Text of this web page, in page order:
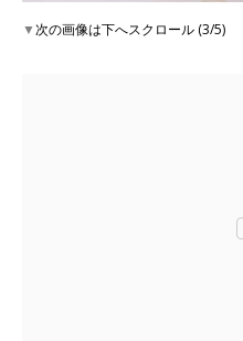
▼次の画像は下へスクロール (3/5)